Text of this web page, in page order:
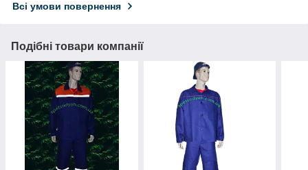
Всі умови повернення
Подібні товари компанії